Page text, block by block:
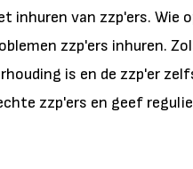
van zzp'ers. Wie
zzp'ers inhuren.
is en de zzp'er
zzp'ers en geef